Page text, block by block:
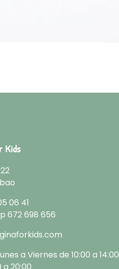
Kids
06 41
672 698 656
a Viernes de 10:00 a 14:00